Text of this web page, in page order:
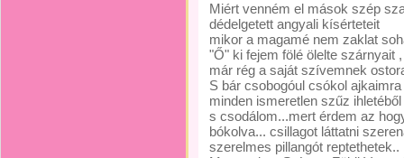
Miért venném el mások szép
dédelgetett angyali kísérteteit
mikor a magamé nem zaklat
"Ő" ki fejem fölé ölelte szárnyait ,
már rég a saját szívemnek
S bár csobogóul csókol ajkaimra
minden ismeretlen szűz
s csodálom...mert érdem az
bókolva... csillagot láttatni
szerelmes pillangót reptethetek..